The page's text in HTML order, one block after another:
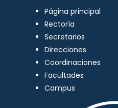
Página principal
Rectoría
Secretarios
Direcciones
Coordinaciones
Facultades
Campus